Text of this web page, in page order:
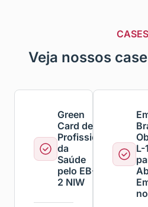
CASES
Veja nossos
Green
Card de
Profissional
da
Saúde
pelo EB-
2 NIW
L-